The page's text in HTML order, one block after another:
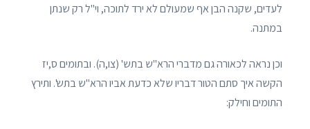
לעדים, שקנה הבן אף שמעולם לא ירד לתוכה, וי"ל רק שנתן
במתנה.
וכן נראה לכאורה גם מדברי הרא"ש בתש' (צו,ה). ובתומים ס,יז
הקשה איך סתם הטור דבריו שלא כדעת אביו הרא"ש בתש'. ותירץ
התומים וחילק: